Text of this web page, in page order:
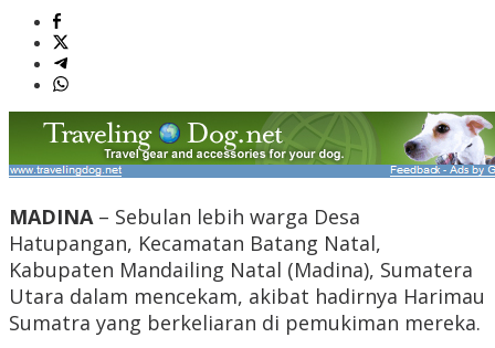
MADINA– Sebulan lebih warga Desa
Hatupangan, Kecamatan Batang Natal,
Kabupaten Mandailing Natal (Madina), Sumatera
Utara dalam mencekam, akibat hadirnya Harimau
Sumatra yang berkeliaran di pemukiman mereka.